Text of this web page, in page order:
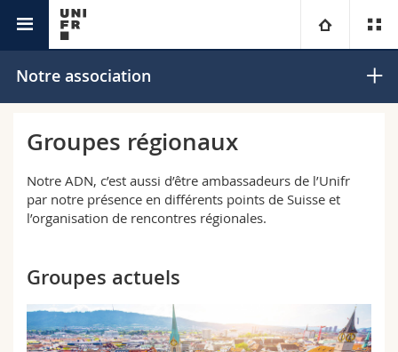
Université
Recherche
Formation continue
Droit
Sciences économiques et sociales et management
Lettres et sciences humaines
Futurs étudiants
Etudiants
Médias
Ressources
Annuaire du personnel
Plan d'accès
Notre association
Groupes régionaux
Notre ADN, c’est aussi d’être ambassadeurs de l’Unifr
par notre présence en différents points de Suisse et
l’organisation de rencontres régionales.
Groupes actuels